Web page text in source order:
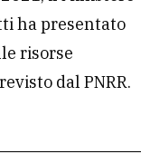
ha presentato
risorse
dal PNRR.